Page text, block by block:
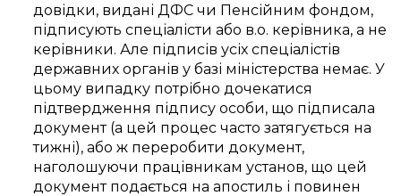
довідки, видані ДФС чи Пенсійним фондом,
підписують спеціалісти або в.о. керівника, а не
керівники. Але підписів усіх спеціалістів
державних органів у базі міністерства немає. У
цьому випадку потрібно дочекатися
підтвердження підпису особи, що підписала
документ (а цей процес часто затягується на
тижні), або ж переробити документ,
наголошуючи працівникам установ, що цей
документ подається на апостиль і повинен